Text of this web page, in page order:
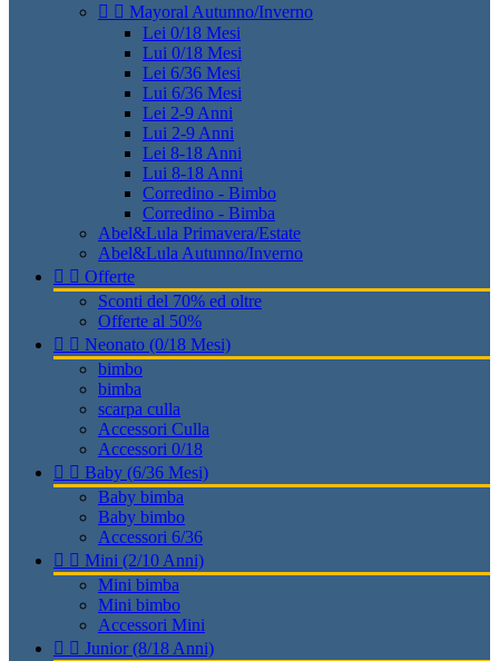
  Mayoral Autunno/Inverno
Lei 0/18 Mesi
Lui 0/18 Mesi
Lei 6/36 Mesi
Lui 6/36 Mesi
Lei 2-9 Anni
Lui 2-9 Anni
Lei 8-18 Anni
Lui 8-18 Anni
Corredino - Bimbo
Corredino - Bimba
Abel&Lula Primavera/Estate
Abel&Lula Autunno/Inverno
  Offerte
Sconti del 70% ed oltre
Offerte al 50%
  Neonato (0/18 Mesi)
bimbo
bimba
scarpa culla
Accessori Culla
Accessori 0/18
  Baby (6/36 Mesi)
Baby bimba
Baby bimbo
Accessori 6/36
  Mini (2/10 Anni)
Mini bimba
Mini bimbo
Accessori Mini
  Junior (8/18 Anni)